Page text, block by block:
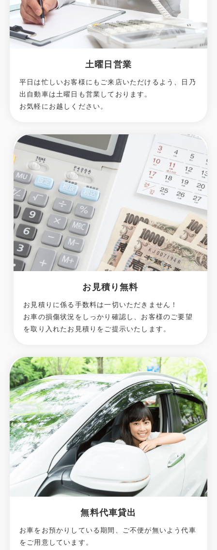
土曜日営業
平日は忙しいお客様にもご来店いただけるよう、日乃
出自動車は土曜日も営業しております。
お気軽にお越しください。
お見積り無料
お見積りに係る手数料は一切いただきません！
お車の損傷状況をしっかり確認し、お客様のご要望
を取り入れたお見積りをご提示いたします。
無料代車貸出
お車をお預かりしている期間、ご不便が無いよう代車
をご用意しています。